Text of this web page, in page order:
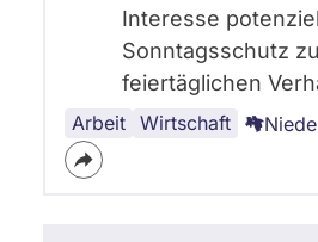
Interesse
Sonntagsschutz
feiertäglichen
Arbeit Wirtschaft
Handel